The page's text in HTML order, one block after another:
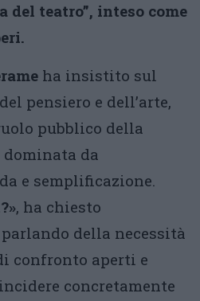
del teatro”, inteso come
ha insistito sul
pensiero e dell’arte,
pubblico della
dominata da
e semplificazione.
, ha chiesto
della necessità
confronto aperti e
concretamente